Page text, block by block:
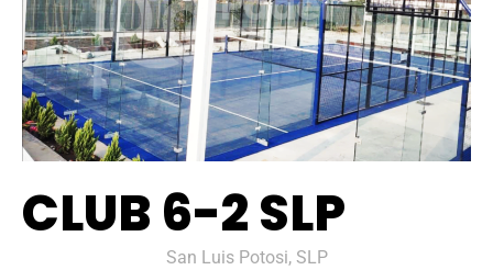
CLUB 6-2 SLP
San Luis Potosi, SLP